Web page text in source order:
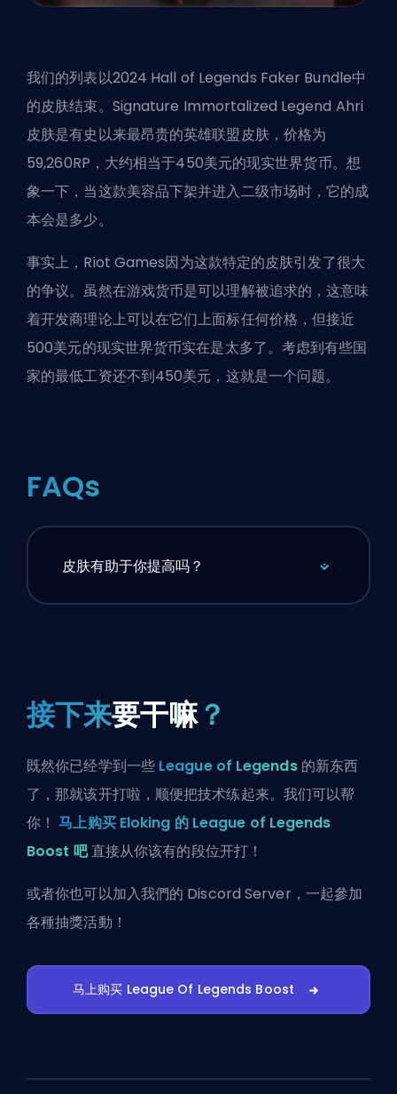
我们的列表以2024 Hall of Legends Faker Bundle中
的皮肤结束。Signature Immortalized Legend Ahri
皮肤是有史以来最昂贵的英雄联盟皮肤，价格为
59,260RP，大约相当于450美元的现实世界货币。想
象一下，当这款美容品下架并进入二级市场时，它的成
本会是多少。
事实上，Riot Games因为这款特定的皮肤引发了很大
的争议。虽然在游戏货币是可以理解被追求的，这意味
着开发商理论上可以在它们上面标任何价格，但接近
500美元的现实世界货币实在是太多了。考虑到有些国
家的最低工资还不到450美元，这就是一个问题。
FAQs
皮肤有助于你提高吗？
接下来要干嘛？
既然你已经学到一些 League of Legends的新东西
了，那就该开打啦，顺便把技术练起来。我们可以帮
你！马上购买 Eloking 的 League of Legends
Boost 吧直接从你该有的段位开打！
或者你也可以加入我們的 Discord Server ，一起參加
各種抽獎活動！
马上购买 League Of Legends Boost